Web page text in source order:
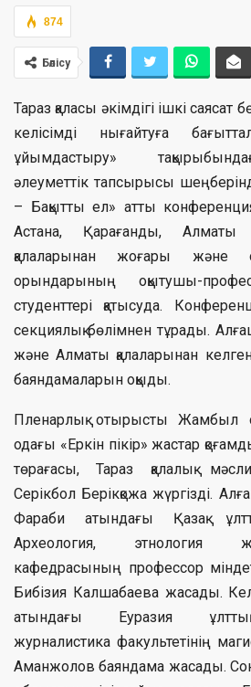
874
Бөлісу
Тараз қаласы әкімдігі ішкі саясат
келісімді нығайтуға
ұйымдастыру»
әлеуметтік тапсырысы
– Бақытты ел» атты
Астана, Қарағанды,
қалаларынан жоғары және
орындарының оқытушы-
студенттері қатысуда.
секциялық бөлімнен тұрады.
және Алматы қалаларынан
баяндамаларын оқыды.
Пленарлық отырысты Жамбыл
одағы «Еркін пікір» жастар
төрағасы, Тараз қалалық
Серікбол Берікқожа жүргізді.
Фараби атындағы Қазақ
Археология, этнология
кафедрасының профессор
Бибізия Калшабаева жасады.
атындағы Еуразия ұлттық
журналистика факультетінің
Аманжолов баяндама жасады.